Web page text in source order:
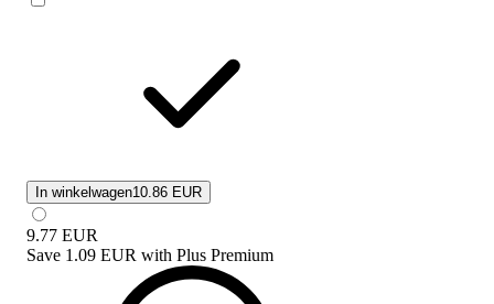
In winkelwagen10.86 EUR
9.77 EUR
Save 1.09 EUR with Plus Premium